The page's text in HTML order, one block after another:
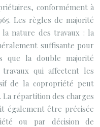
conformément à
Les règles de majorité
nature des travaux : la
suffisante pour
que la double majorité
qui affectent les
de la copropriété peut
répartition des charges
également être précisée
ou par décision de